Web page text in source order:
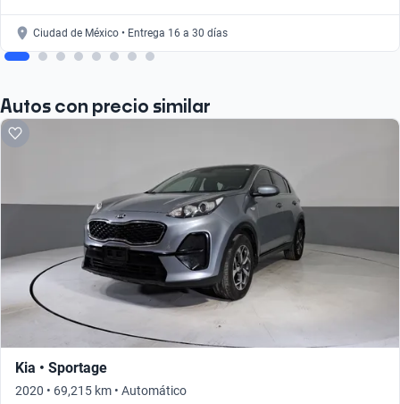
Ciudad de México • Entrega 16 a 30 días
Autos con precio similar
Kia • Sportage
2020 • 69,215 km • Automático